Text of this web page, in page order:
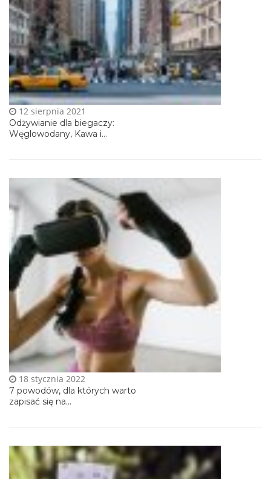
Odżywianie dla biegaczy:
Węglowodany, Kawa i...
12 sierpnia 2021
7 powodów, dla których warto
zapisać się na...
18 stycznia 2022